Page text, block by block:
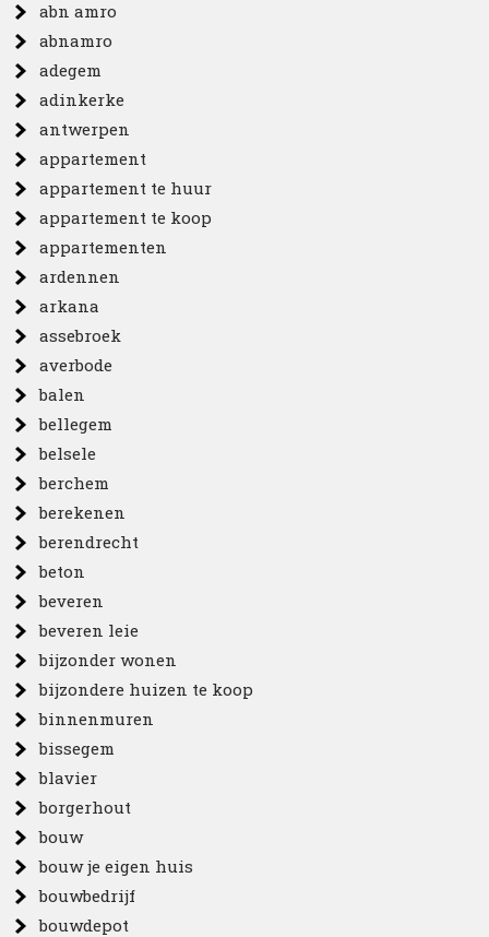
abn amro
abnamro
adegem
adinkerke
antwerpen
appartement
appartement te huur
appartement te koop
appartementen
ardennen
arkana
assebroek
averbode
balen
bellegem
belsele
berchem
berekenen
berendrecht
beton
beveren
beveren leie
bijzonder wonen
bijzondere huizen te koop
binnenmuren
bissegem
blavier
borgerhout
bouw
bouw je eigen huis
bouwbedrijf
bouwdepot